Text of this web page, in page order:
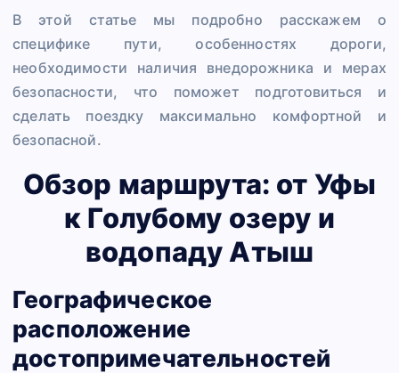
В этой статье мы подробно расскажем о
специфике пути, особенностях дороги,
необходимости наличия внедорожника и мерах
безопасности, что поможет подготовиться и
сделать поездку максимально комфортной и
безопасной.
Обзор маршрута: от Уфы
к Голубому озеру и
водопаду Атыш
Географическое
расположение
достопримечательностей